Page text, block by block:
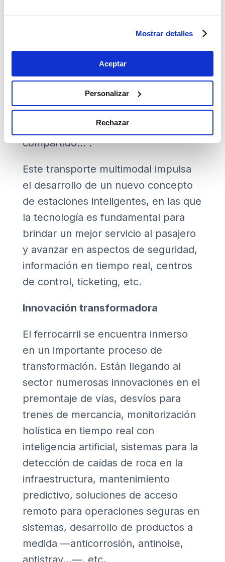
Mostrar detalles
Aceptar
Personalizar
Rechazar
relacionales centradas en el cliente
(usuario), en las que tenga toda la
que permitirá planificar el viaje con
todos los medios de transporte que
se necesitan desde el origen al
destino: tren, metro, autobús, taxi,
VTC, patinetes, bicicletas, vehículo
compartido…”.
Este transporte multimodal impulsa
el desarrollo de un nuevo concepto
de estaciones inteligentes, en las que
la tecnología es fundamental para
brindar un mejor servicio al pasajero
y avanzar en aspectos de seguridad,
información en tiempo real, centros
de control, ticketing, etc.
Innovación transformadora
El ferrocarril se encuentra inmerso
en un importante proceso de
transformación. Están llegando al
sector numerosas innovaciones en el
premontaje de vías, desvíos para
trenes de mercancía, monitorización
holística en tiempo real con
inteligencia artificial, sistemas para la
detección de caídas de roca en la
infraestructura, mantenimiento
predictivo, soluciones de acceso
remoto para operaciones seguras en
sistemas, desarrollo de productos a
medida —anticorrosión, antinoise,